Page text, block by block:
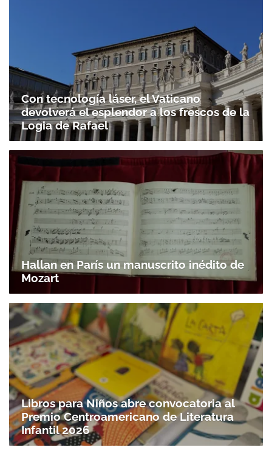
Con tecnología láser, el Vaticano
devolverá el esplendor a los frescos de la
Logia de Rafael
Hallan en París un manuscrito inédito de
Mozart
Libros para Niños abre convocatoria al
Premio Centroamericano de Literatura
Infantil 2026